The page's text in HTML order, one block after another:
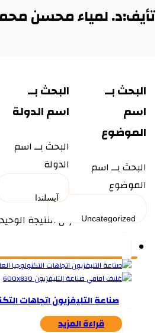
تأيف:د. لمياء محسن
البحث بــ
اسم
الموضوع
البحث بــ اسم
الموضوع
البحث بــ
اسم الدولة
البحث بــ اسم
الدولة
عرض النتيجة
صناعة التليفزيون اتجاهات
قراءة المزيد